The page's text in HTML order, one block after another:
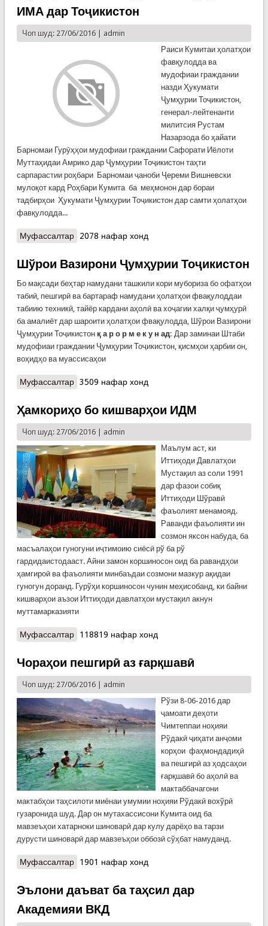
ИМА дар Тоҷикистон
Чоп шуд: 27/06/2016 | admin
Раиси Кумитаи ҳолатҳои
фавқулодда ва
мудофиаи граждании
назди Ҳукумати
Ҷумҳурии Тоҷикистон,
генерал-лейтенанти
милитсия Рустам
Назарзода бо ҳайати
Барномаи Гурӯҳҳои мудофиаи граждании Сафорати Иёлоти
Муттаҳидаи Амрико дар Ҷумҳурии Тоҷикистон таҳти
сарпарастии роҳбари Барномаи ҷаноби Ҷереми Вишневски
мулоқот кард Роҳбари Кумита ба меҳмонон дар бораи
тадбирҳои Ҳукумати Ҷумҳурии Тоҷикистон дар самти ҳолатҳои
фавқулодда...
Муфассалтаро Мулоқот бо намояндагони Сафорати ИМА дар
2078 нафар хонд
Шўрои Вазирони Ҷумҳурии Тоҷикистон
Бо мақсади беҳтар намудани ташкили кори мубориза бо офатҳои
табиӣ, пешгирӣ ва бартараф намудани ҳолатҳои фвақулоддаи
табиию техникӣ, тайёр кардани аҳолӣ ва хоҷагии халқи ҷумҳурӣ
ба амалиёт дар шароити ҳолатҳои фвақулодда, Шўрои Вазирони
Ҷумҳурии Тоҷикистон қ а р о р м е к у н ад: Дар заминаи Штаби
мудофиаи граждании Ҷумҳурии Тоҷикистон, қисмҳои ҳарбии он,
воҳидҳо ва муассисаҳои
Муфассалтаро Шўрои Вазирони Ҷумҳурии Тоҷикистон
3509 нафар хонд
Ҳамкориҳо бо кишварҳои ИДМ
Чоп шуд: 27/06/2016 | admin
Маълум аст, ки
Иттиҳоди Давлатҳои
Мустақил аз соли 1991
дар фазои собиқ
Иттиҳоди Шўравӣ
фаъолият менамояд.
Раванди фаъолияти ин
созмон яксон набуда, ба
масъалаҳои гуногуни иҷтимоию сиёсӣ рў ба рў
гардидаистодааст. Айни замон коршиносон оид ба равандҳои
ҳамгироӣ ва фаъолияти минбаъдаи созмони мазкур ақидаи
гуногун доранд. Гурўҳи коршиносон чунин меҳисобанд, ки байни
кишварҳои аъзои Иттиҳоди давлатҳои мустақил акнун
муттамарказияти
Муфассалтаро Ҳамкориҳо бо кишварҳои ИДМ
118819 нафар хонд
Чораҳои пешгирӣ аз ғарқшавӣ
Чоп шуд: 27/06/2016 | admin
Рўзи 8-06-2016 дар
ҷамоати деҳоти
Чимтеппаи ноҳияи
Рўдакӣ ҷиҳати анҷоми
корҳои фаҳмондадиҳӣ
ва пешгирӣ аз ҳодсаҳои
ғарқшавӣ бо аҳолӣ ва
мактаббачагони
мактабҳои таҳсилоти миёнаи умумии ноҳияи Рўдакӣ вохўрӣ
гузаронида шуд. Дар он мутахассисони Кумита оид ба
мавзеъҳои хатарноки шиноварӣ дар кулу дарёҳо ва тарзи
дурусти шиноварӣ дар мавзеъҳои оббозӣ сўҳбат намуданд.
Муфассалтаро Чораҳои пешгирӣ аз ғарқшавӣ
1901 нафар хонд
Эълони даъват ба таҳсил дар
Академияи ВКД